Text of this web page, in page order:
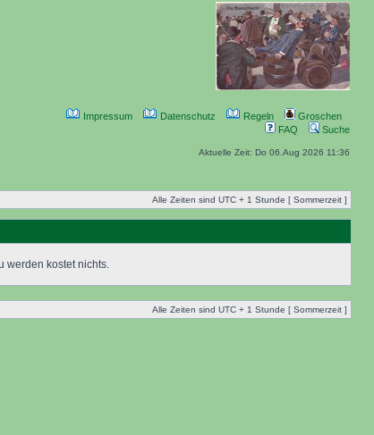
Impressum Datenschutz Regeln
Groschen
FAQ
Suche
Aktuelle Zeit: Do 06.Aug 2026 11:36
Alle Zeiten sind UTC + 1 Stunde [ Sommerzeit ]
werden kostet nichts.
Alle Zeiten sind UTC + 1 Stunde [ Sommerzeit ]